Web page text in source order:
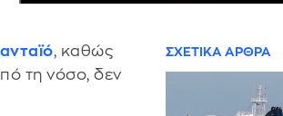
, καθώς
τη νόσο, δεν
ΣΧΕΤΙΚΑ ΑΡΘΡΑ